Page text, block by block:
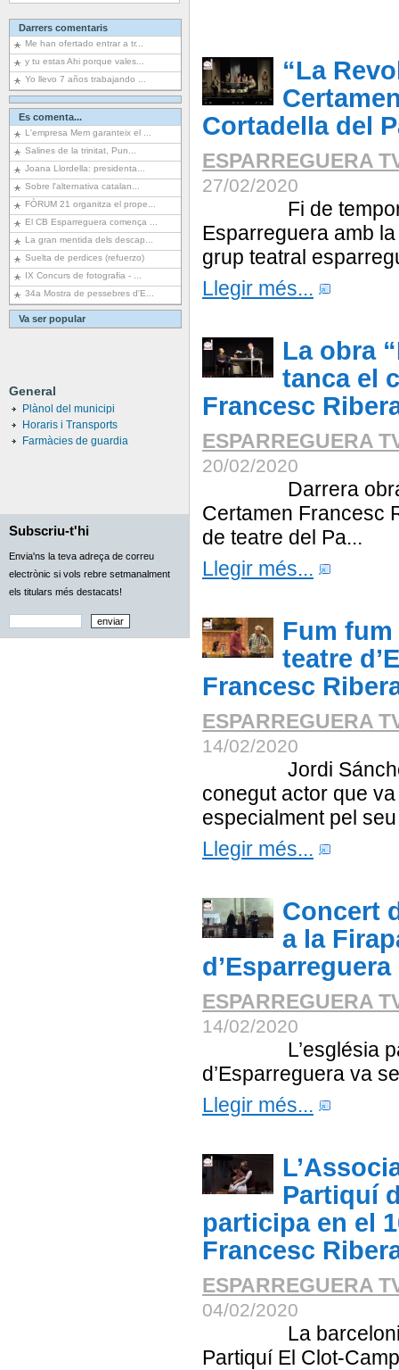
Darrers comentaris
Me han ofertado entrar a tr...
y tu estas Ahi porque vales...
Yo llevo 7 años trabajando ...
Es comenta...
L'empresa Mem garanteix el ...
Salines de la trinitat, Pun...
Joana Llordella: presidenta...
Sobre l'alternativa catalan...
FÒRUM 21 organitza el prope...
El CB Esparreguera comença ...
La gran mentida dels descap...
Suelta de perdices (refuerzo)
IX Concurs de fotografia - ...
34a Mostra de pessebres d'E...
Va ser popular
General
Plànol del municipi
Horaris i Transports
Farmàcies de guardia
Subscriu-t'hi
Envia'ns la teva adreça de correu
electrònic si vols rebre setmanalment
els titulars més destacats!
“La
Cortadella del
ESPARREGUERA
27/02/2020
Fi de
Esparreguera amb
grup teatral
Llegir més...
La obra
tanca el
Francesc
ESPARREGUERA
20/02/2020
Darrera obra
Certamen Francesc
de teatre del Pa...
Llegir més...
Fum
teatre
Francesc
ESPARREGUERA
14/02/2020
Jordi Sánchez
conegut actor que
especialment pel
Llegir més...
Concert
a la
d’Esparreguera
ESPARREGUERA
14/02/2020
L’església
d’Esparreguera va
Llegir més...
Partiquí
participa en el
Francesc
ESPARREGUERA
04/02/2020
La barcelonina
Partiquí El Clot-